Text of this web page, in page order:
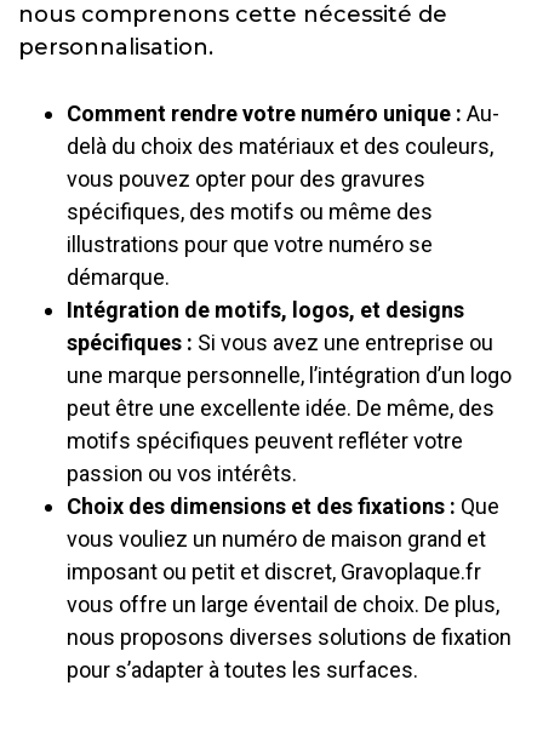
nous comprenons cette nécessité de
personnalisation.
Comment rendre votre numéro unique : Au-
delà du choix des matériaux et des couleurs,
vous pouvez opter pour des gravures
spécifiques, des motifs ou même des
illustrations pour que votre numéro se
démarque.
Intégration de motifs, logos, et designs
spécifiques : Si vous avez une entreprise ou
une marque personnelle, l’intégration d’un logo
peut être une excellente idée. De même, des
motifs spécifiques peuvent refléter votre
passion ou vos intérêts.
Choix des dimensions et des fixations : Que
vous vouliez un numéro de maison grand et
imposant ou petit et discret, Gravoplaque.fr
vous offre un large éventail de choix. De plus,
nous proposons diverses solutions de fixation
pour s’adapter à toutes les surfaces.